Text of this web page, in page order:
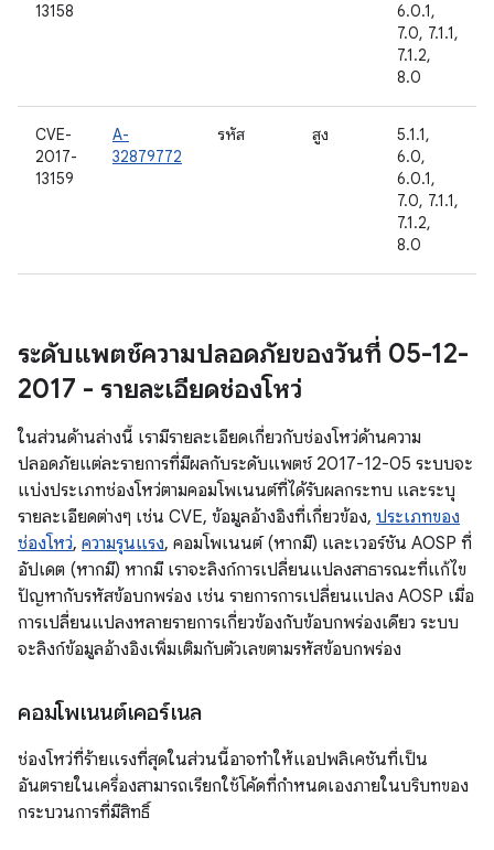
13158
6.0.1,
7.0, 7.1.1,
7.1.2,
8.0
CVE-
2017-
13159
A-
32879772
รหัส สูง
5.1.1,
6.0,
6.0.1,
7.0, 7.1.1,
7.1.2,
8.0
ระดับแพตช์ความปลอดภัยของวันที่ 05-12-
2017 - รายละเอียดช่องโหว่
ในส่วนด้านล่างนี้ เรามีรายละเอียดเกี่ยวกับช่องโหว่ด้านความ
ปลอดภัยแต่ละรายการที่มีผลกับระดับแพตช์ 2017-12-05 ระบบจะ
แบ่งประเภทช่องโหว่ตามคอมโพเนนต์ที่ได้รับผลกระทบ และระบุ
รายละเอียดต่างๆ เช่น CVE, ข้อมูลอ้างอิงที่เกี่ยวข้อง, ประเภทของ
ช่องโหว่, ความรุนแรง, คอมโพเนนต์ (หากมี) และเวอร์ชัน AOSP ที่
อัปเดต (หากมี) หากมี เราจะลิงก์การเปลี่ยนแปลงสาธารณะที่แก้ไข
ปัญหากับรหัสข้อบกพร่อง เช่น รายการการเปลี่ยนแปลง AOSP เมื่อ
การเปลี่ยนแปลงหลายรายการเกี่ยวข้องกับข้อบกพร่องเดียว ระบบ
จะลิงก์ข้อมูลอ้างอิงเพิ่มเติมกับตัวเลขตามรหัสข้อบกพร่อง
คอมโพเนนต์เคอร์เนล
ช่องโหว่ที่ร้ายแรงที่สุดในส่วนนี้อาจทำให้แอปพลิเคชันที่เป็น
อันตรายในเครื่องสามารถเรียกใช้โค้ดที่กำหนดเองภายในบริบทของ
กระบวนการที่มีสิทธิ์